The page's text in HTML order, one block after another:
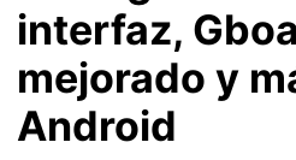
interfaz,
mejorado y
Android